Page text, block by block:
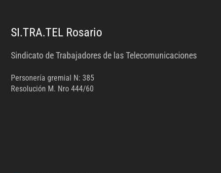
SI.TRA.TEL Rosario
Sindicato de Trabajadores de las Telecomunicaciones
Personería gremial N: 385
Resolución M. Nro 444/60